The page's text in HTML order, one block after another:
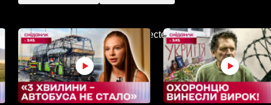
AdBlockDetected!